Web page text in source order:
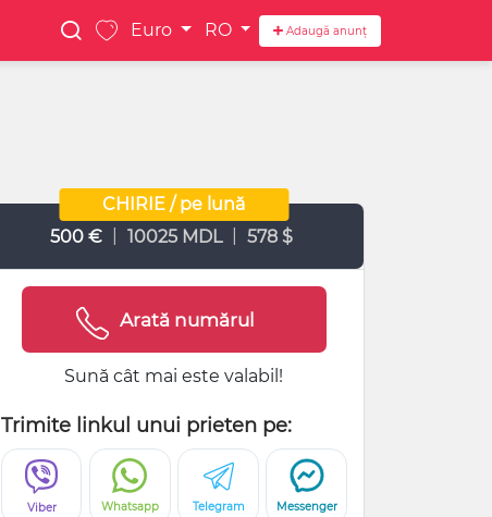
Euro RO Adaugă anunț
CHIRIE / pe lună
500 €
10025 MDL 578 $
Arată numărul
Sună cât mai este valabil!
Trimite linkul unui prieten pe:
Viber Whatsapp Telegram Messenger